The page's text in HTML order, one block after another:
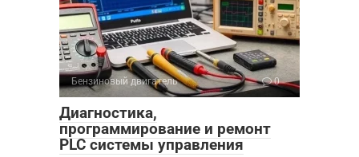
Бензиновый двигатель 0
Диагностика,
программирование и ремонт
PLC системы управления